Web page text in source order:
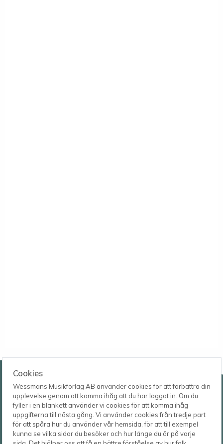
Cookies
Wessmans Musikförlag AB använder cookies för att förbättra din
upplevelse genom att komma ihåg att du har loggat in. Om du
fyller i en blankett använder vi cookies för att komma ihåg
uppgifterna till nästa gång. Vi använder cookies från tredje part
för att spåra hur du använder vår hemsida, för att till exempel
kunna se vilka sidor du besöker och hur länge du är på varje
Wessmans Musikförlag AB
Leverans- och besöksadress
Bingebygatan 11 B
621 41 VISBY
Postadress
Box 1253
621 23 VISBY
Telefon
0498-22 61 32
E-post
order@wessmans.com